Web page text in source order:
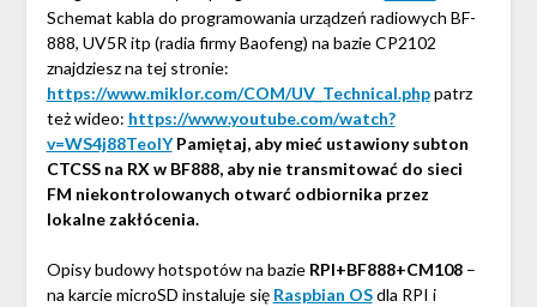
Schemat kabla do programowania urządzeń radiowych BF-
888, UV5R itp (radia firmy Baofeng) na bazie CP2102
znajdziesz na tej stronie:
https://www.miklor.com/COM/UV_Technical.phppatrz
też wideo: https://www.youtube.com/watch?
v=WS4j88TeoIY Pamiętaj, aby mieć ustawiony subton
CTCSS na RX w BF888, aby nie transmitować do sieci
FM niekontrolowanych otwarć odbiornika przez
lokalne zakłócenia.
Opisy budowy hotspotów na bazie RPI+BF888+CM108–
na karcie microSD instaluje się Raspbian OSdla RPI i